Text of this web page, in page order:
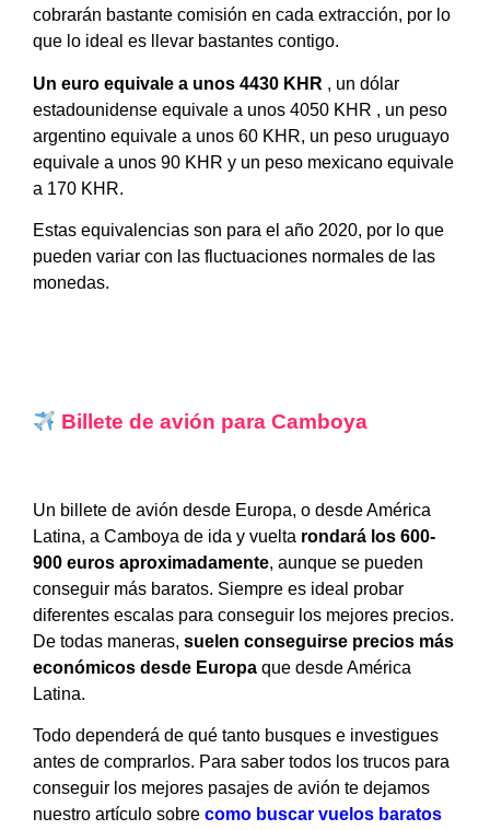
cobrarán bastante comisión en cada extracción, por lo
que lo ideal es llevar bastantes contigo.
Un euro equivale a unos 4430 KHR , un dólar
estadounidense equivale a unos 4050 KHR , un peso
argentino equivale a unos 60 KHR, un peso uruguayo
equivale a unos 90 KHR y un peso mexicano equivale
a 170 KHR.
Estas equivalencias son para el año 2020, por lo que
pueden variar con las fluctuaciones normales de las
monedas.
Billete de avión para Camboya
Un billete de avión desde Europa, o desde América
Latina, a Camboya de ida y vuelta rondará los 600-
900 euros aproximadamente, aunque se pueden
conseguir más baratos. Siempre es ideal probar
diferentes escalas para conseguir los mejores precios.
De todas maneras, suelen conseguirse precios más
económicos desde Europa que desde América
Latina.
Todo dependerá de qué tanto busques e investigues
antes de comprarlos. Para saber todos los trucos para
conseguir los mejores pasajes de avión te dejamos
nuestro artículo sobre como buscar vuelos baratos